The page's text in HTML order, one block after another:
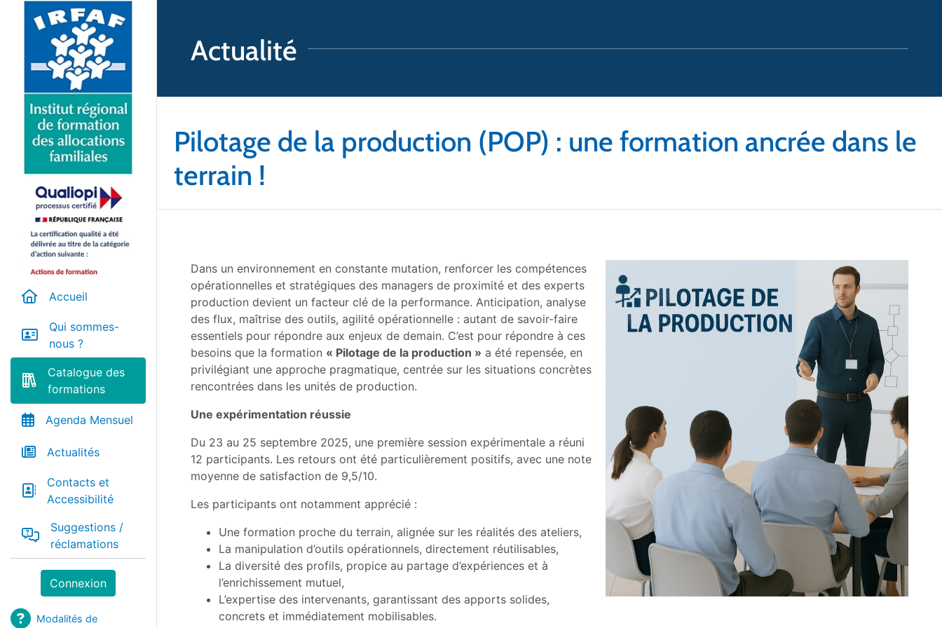
Accueil
Qui sommes-
nous ?
Catalogue des
formations
Agenda Mensuel
Actualités
Contacts et
Accessibilité
Suggestions /
réclamations
Connexion
Modalités de
Actualité
Pilotage de la production (POP) : une formation ancrée dans le
terrain !
Dans un environnement en constante mutation, renforcer les compétences
opérationnelles et stratégiques des managers de proximité et des experts
production devient un facteur clé de la performance. Anticipation, analyse
des flux, maîtrise des outils, agilité opérationnelle : autant de savoir-faire
essentiels pour répondre aux enjeux de demain. C’est pour répondre à ces
besoins que la formation « Pilotage de la production » a été repensée, en
privilégiant une approche pragmatique, centrée sur les situations concrètes
rencontrées dans les unités de production.
Une expérimentation réussie
Du 23 au 25 septembre 2025, une première session expérimentale a réuni
12 participants. Les retours ont été particulièrement positifs, avec une note
moyenne de satisfaction de 9,5/10.
Les participants ont notamment apprécié :
Une formation proche du terrain, alignée sur les réalités des ateliers,
La manipulation d’outils opérationnels, directement réutilisables,
La diversité des profils, propice au partage d’expériences et à
l’enrichissement mutuel,
L’expertise des intervenants, garantissant des apports solides,
concrets et immédiatement mobilisables.